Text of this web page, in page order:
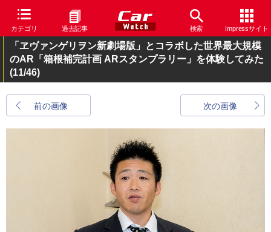
カテゴリ 過去記事 検索 Impressサイト
「ヱヴァンゲリヲン新劇場版」とコラボした世界最大規模
のAR「箱根補完計画 ARスタンプラリー」を体験してみた
(11/46)
前の画像 次の画像